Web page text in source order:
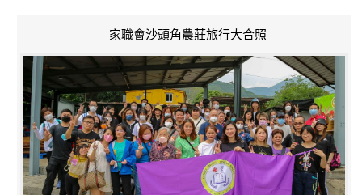
家職會沙頭角農莊旅行大合照